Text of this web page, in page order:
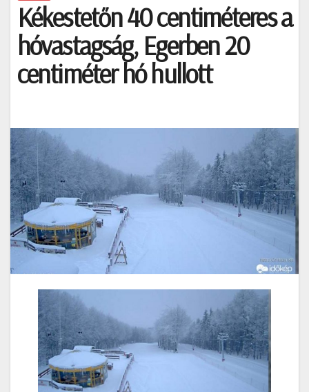
Kékestetőn 40 centiméteres a
hóvastagság, Egerben 20
centiméter hó hullott